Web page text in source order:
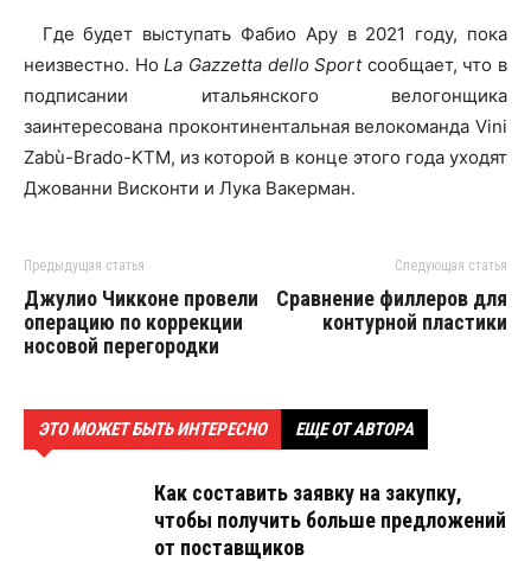
Где будет выступать Фабио Ару в 2021 году, пока
неизвестно. НоLa Gazzetta dello Sportсообщает, что в
подписании итальянского велогонщика
заинтересована проконтинентальная велокоманда Vini
Zabù-Brado-KTM, из которой в конце этого года уходят
Джованни Висконти и Лука Вакерман.
Предыдущая статья
Джулио Чикконе провели
операцию по коррекции
носовой перегородки
Следующая статья
Сравнение филлеров для
контурной пластики
ЭТО МОЖЕТ БЫТЬ ИНТЕРЕСНО ЕЩЕ ОТ АВТОРА
Как составить заявку на закупку,
чтобы получить больше предложений
от поставщиков